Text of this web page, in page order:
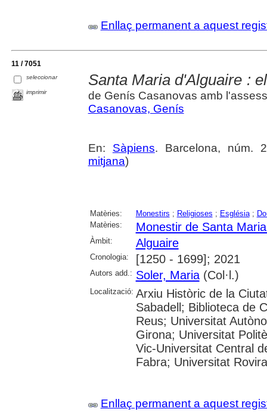
Enllaç permanent a aquest
11 / 7051
seleccionar
imprimir
Santa Maria d'Alguaire :
de Genís Casanovas amb
Casanovas, Genís
En: Sàpiens. Barcelona, núm.
mitjana)
Matèries: Monestirs ; Religioses ; Església;
Matèries:
Monestir de Santa
Àmbit: Alguaire
Cronologia: [1250 - 1699]; 2021
Autors add.: Soler, Maria(Col·l.)
Localització: Arxiu Històric de la
Sabadell; Biblioteca de
Reus; Universitat
Girona; Universitat
Vic-Universitat Central
Fabra; Universitat
Enllaç permanent a aquest